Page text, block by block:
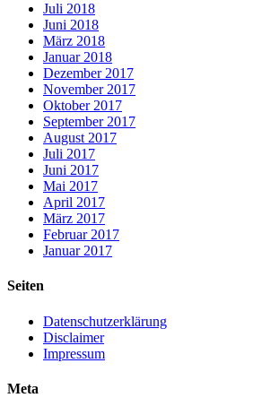
Juli 2018
Juni 2018
März 2018
Januar 2018
Dezember 2017
November 2017
Oktober 2017
September 2017
August 2017
Juli 2017
Juni 2017
Mai 2017
April 2017
März 2017
Februar 2017
Januar 2017
Seiten
Datenschutzerklärung
Disclaimer
Impressum
Meta